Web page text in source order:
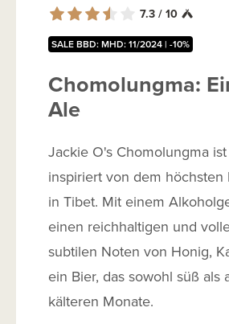
7.3 / 10
SALE BBD: MHD: 11/2024 | -10%
Chomolungma:
Ale
Jackie O's Chomolungma
inspiriert von dem
in Tibet. Mit einem
einen reichhaltigen und
subtilen Noten von Honig,
ein Bier, das sowohl süß
kälteren Monate.